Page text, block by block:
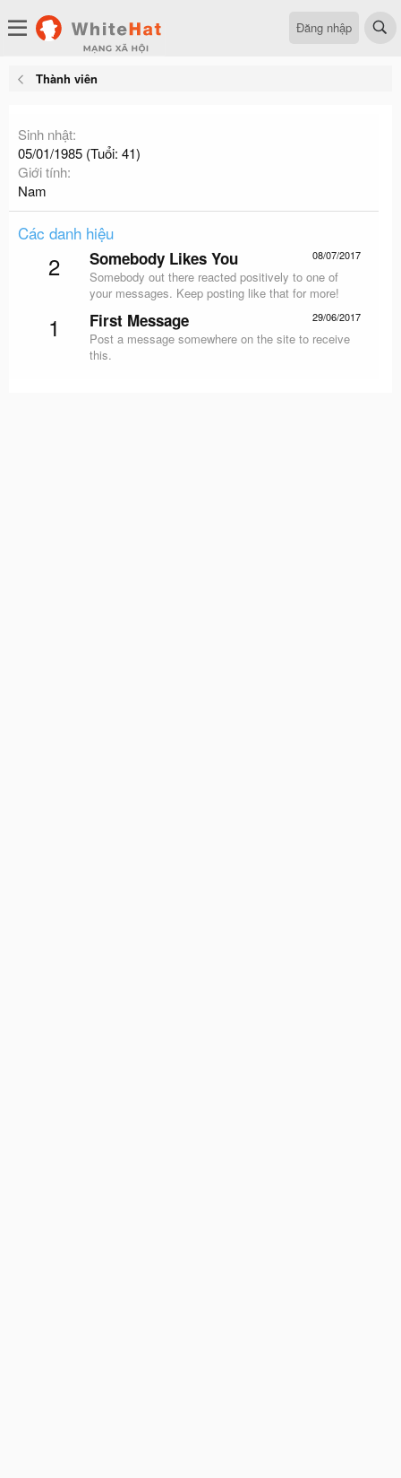
Đăng nhập
Thành viên
Sinh nhật
05/01/1985 (Tuổi: 41)
Giới tính
Nam
Các danh hiệu
2 08/07/2017
Somebody Likes You
Somebody out there reacted positively to one of
your messages. Keep posting like that for more!
1 29/06/2017
First Message
Post a message somewhere on the site to receive
this.